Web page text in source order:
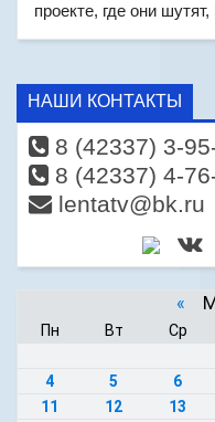
проекте, где они шутят,
НАШИ КОНТАКТЫ
8 (42337) 3-
8 (42337) 4-
lentatv@bk.ru
«
Пн Вт Ср
4
5 6
11
12 13